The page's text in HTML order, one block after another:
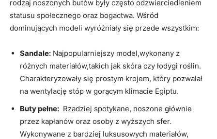
rodzaj noszonych butów były często odzwierciedleniem
statusu społecznego oraz ⁢bogactwa. Wśród
dominujących ​modeli wyróżniały się przede wszystkim:
Sandale: Najpopularniejszy model,wykonany z
różnych materiałów,takich ‍jak skóra czy łodygi roślin.
⁣Charakteryzowały się prostym krojem, który pozwalał
na wentylację stóp w gorącym klimacie Egiptu.
Buty pełne: ‌ Rzadziej spotykane, noszone głównie
⁤przez kapłanów oraz osoby z wyższych sfer.‌
Wykonywane z bardziej luksusowych materiałów,